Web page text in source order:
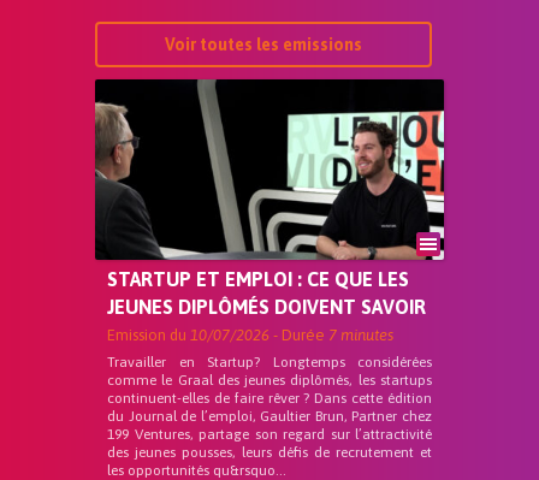
Voir toutes les emissions
STARTUP ET EMPLOI : CE QUE LES
JEUNES DIPLÔMÉS DOIVENT SAVOIR
Emission du 10/07/2026 - Durée 7 minutes
Travailler en Startup? Longtemps considérées
comme le Graal des jeunes diplômés, les startups
continuent-elles de faire rêver ? Dans cette édition
du Journal de l’emploi, Gaultier Brun, Partner chez
199 Ventures, partage son regard sur l’attractivité
des jeunes pousses, leurs défis de recrutement et
les opportunités qu&rsquo...